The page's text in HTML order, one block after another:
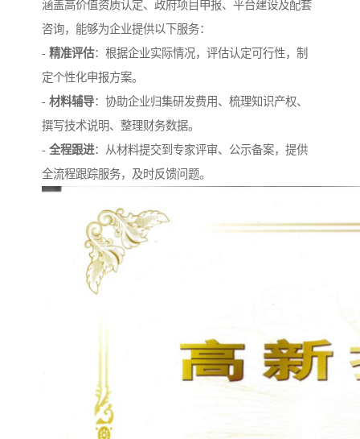
涵盖高价值资质认定、政府项目申报、平台建设及配套
咨询，能够为企业提供以下服务：
- 精准评估：根据企业实际情况，评估认定可行性，制
定个性化申报方案。
- 材料辅导：协助企业归集研发费用、梳理知识产权、
撰写技术说明、整理财务数据。
- 全程跟进：从材料提交到专家评审、公示备案，提供
全流程跟踪服务，及时反馈问题。